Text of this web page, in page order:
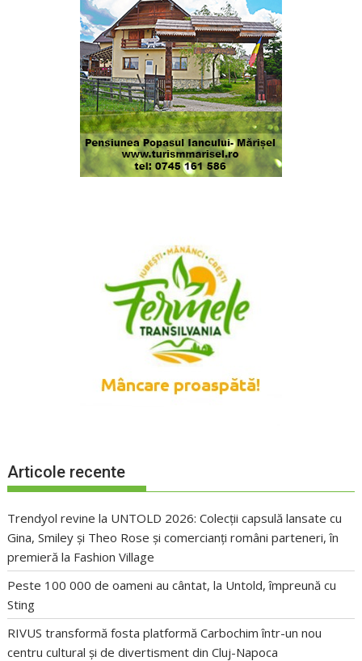
Articole recente
Trendyol revine la UNTOLD 2026: Colecții capsulă lansate cu
Gina, Smiley și Theo Rose și comercianți români parteneri, în
premieră la Fashion Village
Peste 100 000 de oameni au cântat, la Untold, împreună cu
Sting
RIVUS transformă fosta platformă Carbochim într-un nou
centru cultural și de divertisment din Cluj-Napoca